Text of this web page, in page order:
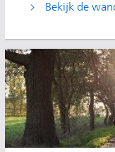
Bekijk de